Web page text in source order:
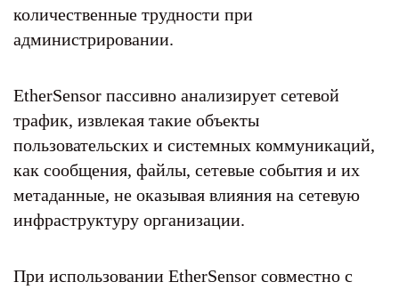
количественные трудности при
администрировании.
EtherSensor пассивно анализирует сетевой
трафик, извлекая такие объекты
пользовательских и системных коммуникаций,
как сообщения, файлы, сетевые события и их
метаданные, не оказывая влияния на сетевую
инфраструктуру организации.
При использовании EtherSensor совместно с